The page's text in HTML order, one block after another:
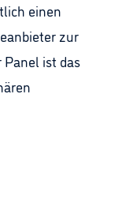
einen
zur
ist das